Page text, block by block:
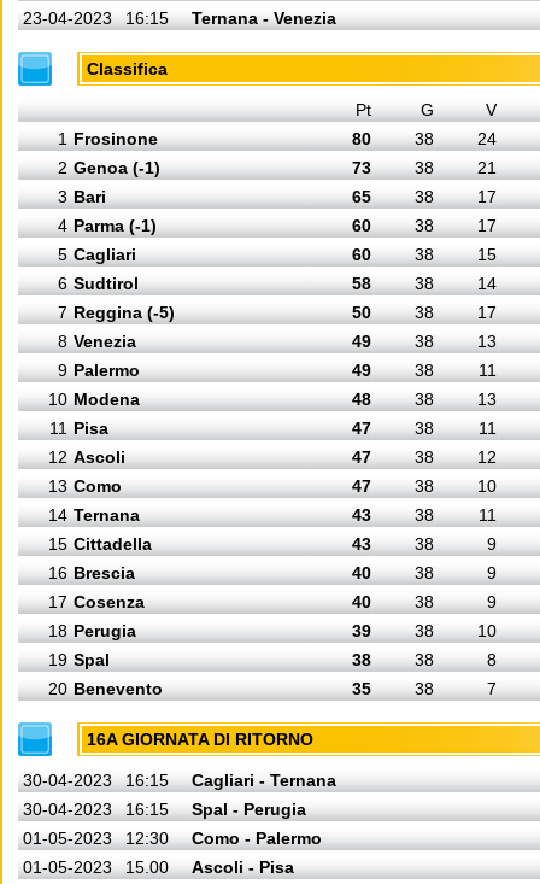
23-04-2023
16:15 Ternana - Venezia
Classifica
Pt G
V
1 Frosinone 80 38
24
2 Genoa (-1) 73 38
21
3 Bari 65 38
17
4 Parma (-1) 60 38
17
5 Cagliari 60 38
15
6 Sudtirol 58 38
14
7 Reggina (-5) 50 38
17
8 Venezia 49 38
13
9 Palermo 49 38
11
10 Modena 48 38
13
11 Pisa 47 38
11
12 Ascoli 47 38
12
13 Como 47 38
10
14 Ternana 43 38
11
15 Cittadella 43 38
9
16 Brescia 40 38
9
17 Cosenza 40 38
9
18 Perugia 39 38
10
19 Spal 38 38
8
20 Benevento 35 38 7
16A GIORNATA DI RITORNO
30-04-2023 16:15
Cagliari - Ternana
30-04-2023
16:15
Spal - Perugia
01-05-2023
12:30
Como - Palermo
01-05-2023
15.00 Ascoli - Pisa